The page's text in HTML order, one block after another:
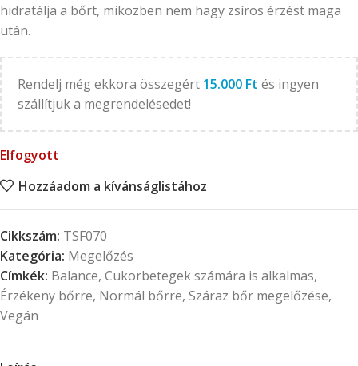
hidratálja a bőrt, miközben nem hagy zsíros érzést maga
után.
Rendelj még ekkora összegért 15.000 Ft és ingyen
szállítjuk a megrendelésedet!
Elfogyott
Hozzáadom a kívánságlistához
Cikkszám: TSF070
Kategória: Megelőzés
Címkék: Balance, Cukorbetegek számára is alkalmas,
Érzékeny bőrre, Normál bőrre, Száraz bőr megelőzése,
Vegán